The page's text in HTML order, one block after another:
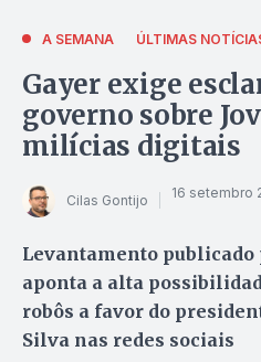
A SEMANA ÚLTIMAS
Gayer exige
governo sobre
milícias digitais
Cilas Gontijo 16 setembro
Levantamento publicado
aponta a alta
robôs a favor do
Silva nas redes sociais